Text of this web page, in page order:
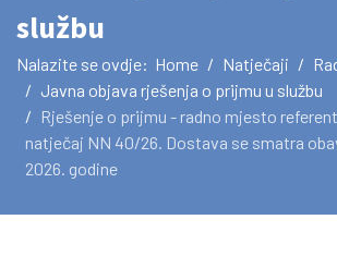
službu
Nalazite se ovdje: Home Natječaji
Javna objava rješenja o prijmu u službu
Rješenje o prijmu - radno mjesto
natječaj NN 40/26. Dostava se smatra
2026. godine